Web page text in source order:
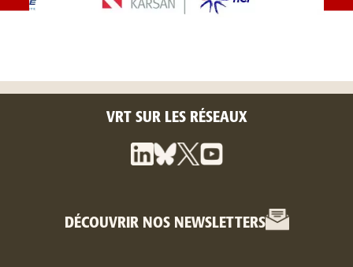
VRT SUR LES RÉSEAUX
DÉCOUVRIR NOS NEWSLETTERS